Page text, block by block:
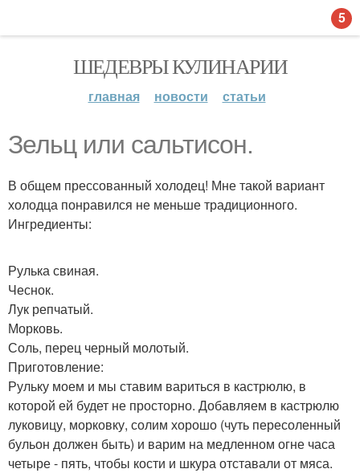
ШЕДЕВРЫ КУЛИНАРИИ
главная новости статьи
Зельц или сальтисон.
В общем прессованный холодец! Мне такой вариант
холодца понравился не меньше традиционного.
Ингредиенты:
Рулька свиная.
Чеснок.
Лук репчатый.
Морковь.
Соль, перец черный молотый.
Приготовление:
Рульку моем и мы ставим вариться в кастрюлю, в
которой ей будет не просторно. Добавляем в кастрюлю
луковицу, морковку, солим хорошо (чуть пересоленный
бульон должен быть) и варим на медленном огне часа
четыре - пять, чтобы кости и шкура отставали от мяса.
5